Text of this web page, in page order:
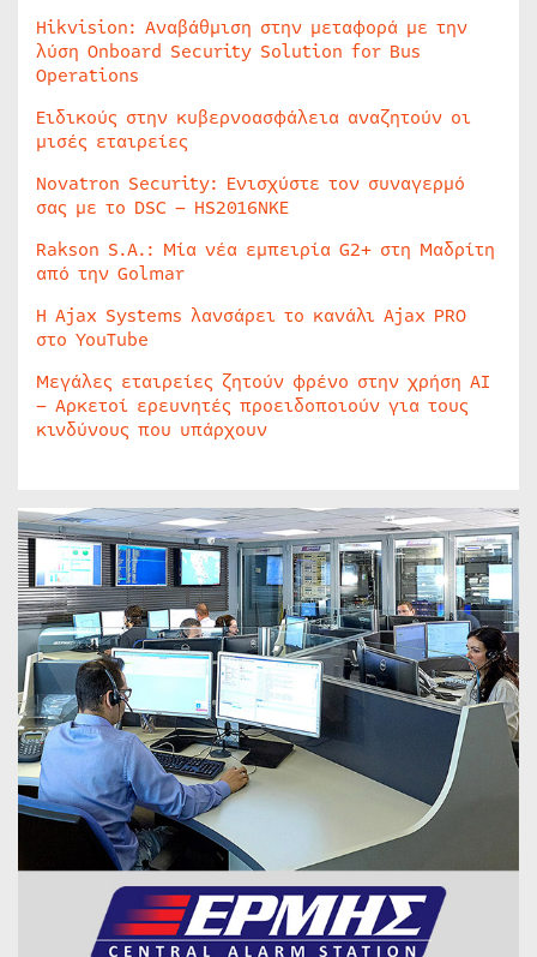
Hikvision: Αναβάθμιση στην μεταφορά με την
λύση Onboard Security Solution for Bus
Operations
Ειδικούς στην κυβερνοασφάλεια αναζητούν οι
μισές εταιρείες
Novatron Security: Ενισχύστε τον συναγερμό
σας με το DSC – HS2016NKE
Rakson S.A.: Μία νέα εμπειρία G2+ στη Μαδρίτη
από την Golmar
Η Ajax Systems λανσάρει το κανάλι Ajax PRO
στο YouTube
Μεγάλες εταιρείες ζητούν φρένο στην χρήση AI
– Αρκετοί ερευνητές προειδοποιούν για τους
κινδύνους που υπάρχουν